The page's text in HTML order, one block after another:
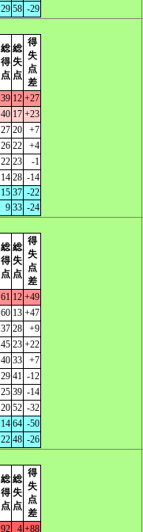
29 58 -29
総
得
点
総
失
点
得
失
点
差
39 12 +27
40 17 +23
27 20
+7
26 22
+4
22 23
-1
14 28 -14
15 37 -22
9 33 -24
総
得
点
総
失
点
得
失
点
差
61 12 +49
60 13 +47
37 28
+9
45 23 +22
40 33
+7
29 41 -12
25 39 -14
20 52 -32
14 64 -50
22 48 -26
総
得
点
総
失
点
得
失
点
差
92 4 +88